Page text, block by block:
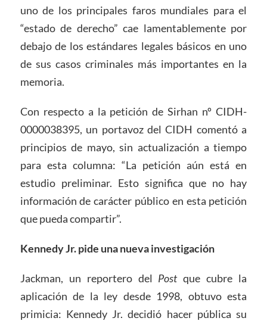
uno de los principales faros mundiales para el
“estado de derecho” cae lamentablemente por
debajo de los estándares legales básicos en uno
de sus casos criminales más importantes en la
memoria.
Con respecto a la petición de Sirhan nº CIDH-
0000038395, un portavoz del CIDH comentó a
principios de mayo, sin actualización a tiempo
para esta columna: “La petición aún está en
estudio preliminar. Esto significa que no hay
información de carácter público en esta petición
que pueda compartir”.
Kennedy Jr. pide una nueva investigación
Jackman, un reportero del Postque cubre la
aplicación de la ley desde 1998, obtuvo esta
primicia: Kennedy Jr. decidió hacer pública su